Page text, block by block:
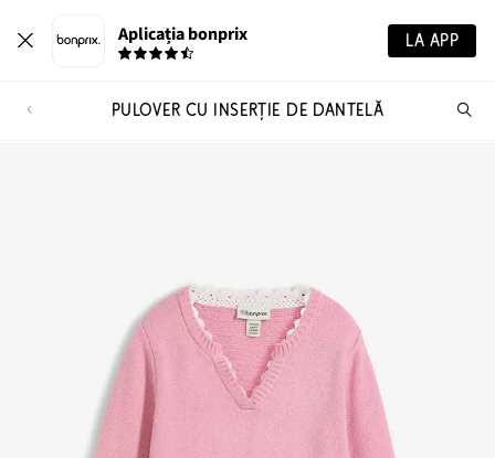
Aplicația bonprix LA APP
PULOVER CU INSERȚIE DE DANTELĂ